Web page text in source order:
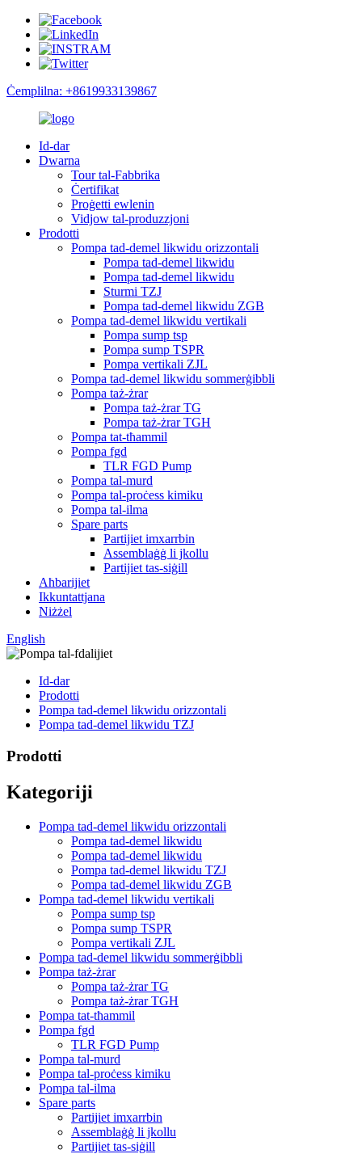
Ċemplilna: +8619933139867
Id-dar
Dwarna
Tour tal-Fabbrika
Ċertifikat
Proġetti ewlenin
Vidjow tal-produzzjoni
Prodotti
Pompa tad-demel likwidu orizzontali
Pompa tad-demel likwidu
Pompa tad-demel likwidu
Sturmi TZJ
Pompa tad-demel likwidu ZGB
Pompa tad-demel likwidu vertikali
Pompa sump tsp
Pompa sump TSPR
Pompa vertikali ZJL
Pompa tad-demel likwidu sommerġibbli
Pompa taż-żrar
Pompa taż-żrar TG
Pompa taż-żrar TGH
Pompa tat-tħammil
Pompa fgd
TLR FGD Pump
Pompa tal-murd
Pompa tal-proċess kimiku
Pompa tal-ilma
Spare parts
Partijiet imxarrbin
Assemblaġġ li jkollu
Partijiet tas-siġill
Aħbarijiet
Ikkuntattjana
Niżżel
English
Id-dar
Prodotti
Pompa tad-demel likwidu orizzontali
Pompa tad-demel likwidu TZJ
Prodotti
Kategoriji
Pompa tad-demel likwidu orizzontali
Pompa tad-demel likwidu
Pompa tad-demel likwidu
Pompa tad-demel likwidu TZJ
Pompa tad-demel likwidu ZGB
Pompa tad-demel likwidu vertikali
Pompa sump tsp
Pompa sump TSPR
Pompa vertikali ZJL
Pompa tad-demel likwidu sommerġibbli
Pompa taż-żrar
Pompa taż-żrar TG
Pompa taż-żrar TGH
Pompa tat-tħammil
Pompa fgd
TLR FGD Pump
Pompa tal-murd
Pompa tal-proċess kimiku
Pompa tal-ilma
Spare parts
Partijiet imxarrbin
Assemblaġġ li jkollu
Partijiet tas-siġill